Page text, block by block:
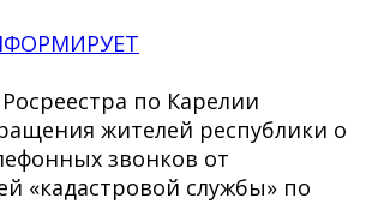
по Карелии
жителей республики о
звонков от
«кадастровой службы» по